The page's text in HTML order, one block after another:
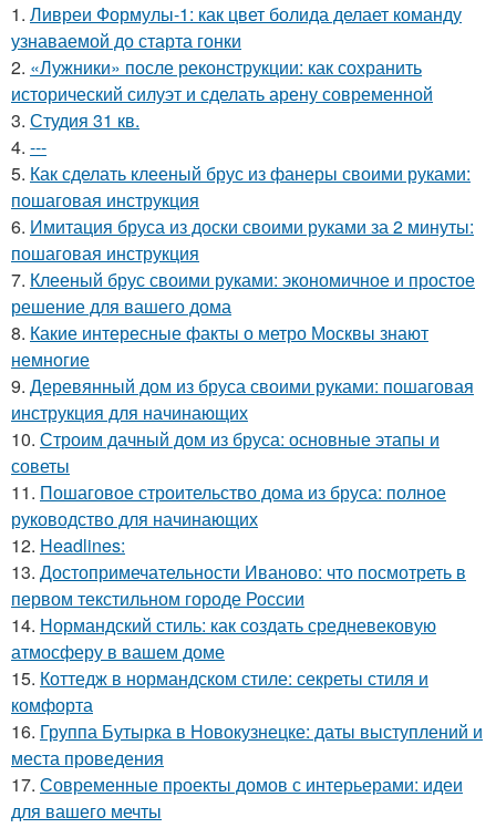
1. Ливреи Формулы-1: как цвет болида делает команду
узнаваемой до старта гонки
2. «Лужники» после реконструкции: как сохранить
исторический силуэт и сделать арену современной
3. Студия 31 кв.
4. ---
5. Как сделать клееный брус из фанеры своими руками:
пошаговая инструкция
6. Имитация бруса из доски своими руками за 2 минуты:
пошаговая инструкция
7. Клееный брус своими руками: экономичное и простое
решение для вашего дома
8. Какие интересные факты о метро Москвы знают
немногие
9. Деревянный дом из бруса своими руками: пошаговая
инструкция для начинающих
10. Строим дачный дом из бруса: основные этапы и
советы
11. Пошаговое строительство дома из бруса: полное
руководство для начинающих
12. Headlines:
13. Достопримечательности Иваново: что посмотреть в
первом текстильном городе России
14. Нормандский стиль: как создать средневековую
атмосферу в вашем доме
15. Коттедж в нормандском стиле: секреты стиля и
комфорта
16. Группа Бутырка в Новокузнецке: даты выступлений и
места проведения
17. Современные проекты домов с интерьерами: идеи
для вашего мечты